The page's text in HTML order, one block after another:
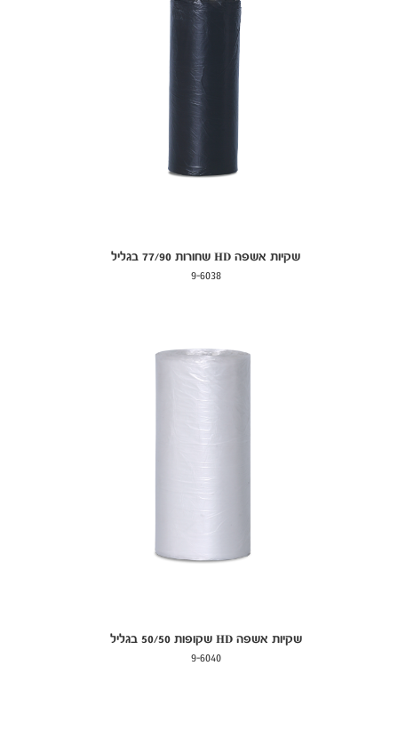
שקיות אשפה HD שחורות 77/90 בגליל
9-6038
שקיות אשפה HD שקופות 50/50 בגליל
9-6040